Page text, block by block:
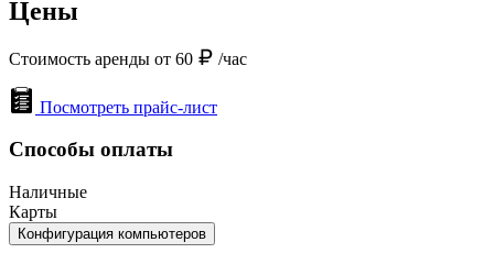
Цены
Стоимость аренды от 60 /час
Посмотреть прайс-лист
Способы оплаты
Наличные
Карты
Конфигурация компьютеров